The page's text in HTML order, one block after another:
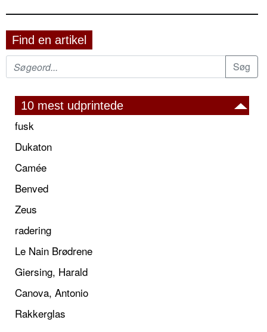
Find en artikel
10 mest udprintede
fusk
Dukaton
Camée
Benved
Zeus
radering
Le Nain Brødrene
Giersing, Harald
Canova, Antonio
Rakkerglas